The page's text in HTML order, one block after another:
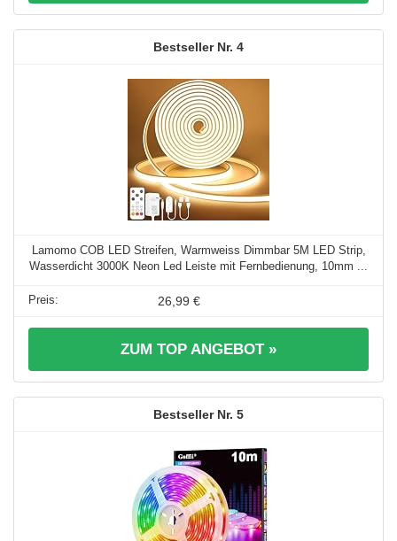
4
Lamomo COB LED Streifen, Warmweiss Dimmbar 5M LED Strip,
Wasserdicht 3000K Neon Led Leiste mit Fernbedienung, 10mm ...
26,99 €
ZUM TOP ANGEBOT »
5